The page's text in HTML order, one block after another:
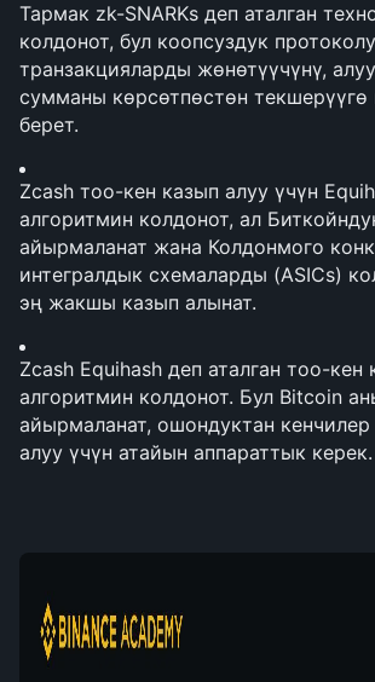
Тармак zk-SNARKs деп аталган
колдонот, бул коопсуздук
транзакцияларды жөнөтүүчүнү,
сумманы көрсөтпөстөн текшерүүгө
берет.
Zcash тоо-кен казып алуу үчүн
алгоритмин колдонот, ал
айырмаланат жана Колдонмого
интегралдык схемаларды (ASICs)
эң жакшы казып алынат.
Zcash Equihash деп аталган тоо-кен
алгоритмин колдонот. Бул Bitcoin
айырмаланат, ошондуктан кенчилер
алуу үчүн атайын аппараттык керек.